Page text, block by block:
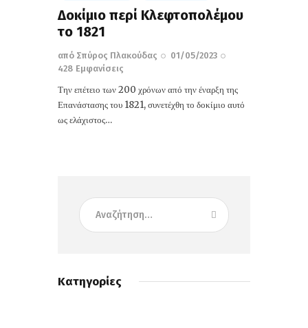
Δοκίμιο περί Κλεφτοπολέμου
το 1821
από Σπύρος Πλακούδας
01/05/2023
428 Εμφανίσεις
Την επέτειο των 200 χρόνων από την έναρξη της
Επανάστασης του 1821, συνετέχθη το δοκίμιο αυτό
ως ελάχιστος…
Κατηγορίες